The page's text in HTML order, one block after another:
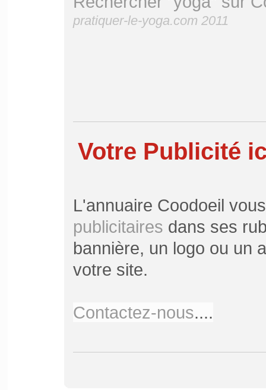
pratiquer-le-yoga.com 2011
Votre Publicité
L'annuaire Coodoeil
publicitaires dans ses
bannière, un logo ou un
votre site.
Contactez-nous....